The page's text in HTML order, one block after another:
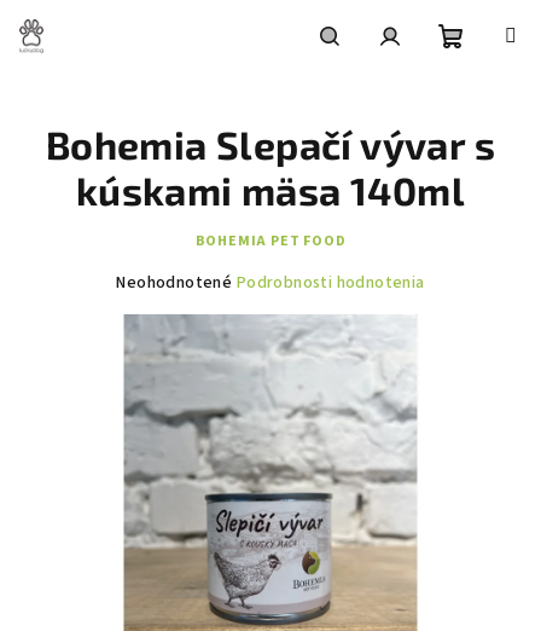
obsah
košík
Bohemia Slepačí vývar s
kúskami mäsa 140ml
BOHEMIA PET FOOD
Priemerné
produktu
je
hviezdičiek.
Neohodnotené Podrobnosti hodnotenia